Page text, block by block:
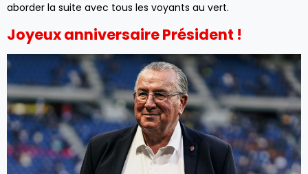
aborder la suite avec tous les voyants au vert.
Joyeux anniversaire Président !